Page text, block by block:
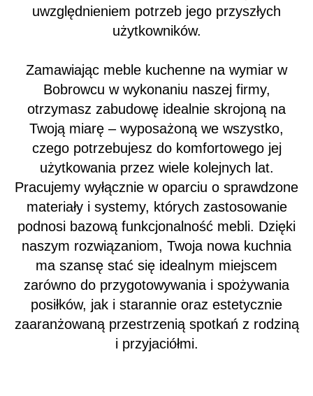
uwzględnieniem potrzeb jego przyszłych
użytkowników.
Zamawiając meble kuchenne na wymiar w
Bobrowcu w wykonaniu naszej firmy,
otrzymasz zabudowę idealnie skrojoną na
Twoją miarę – wyposażoną we wszystko,
czego potrzebujesz do komfortowego jej
użytkowania przez wiele kolejnych lat.
Pracujemy wyłącznie w oparciu o sprawdzone
materiały i systemy, których zastosowanie
podnosi bazową funkcjonalność mebli. Dzięki
naszym rozwiązaniom, Twoja nowa kuchnia
ma szansę stać się idealnym miejscem
zarówno do przygotowywania i spożywania
posiłków, jak i starannie oraz estetycznie
zaaranżowaną przestrzenią spotkań z rodziną
i przyjaciółmi.